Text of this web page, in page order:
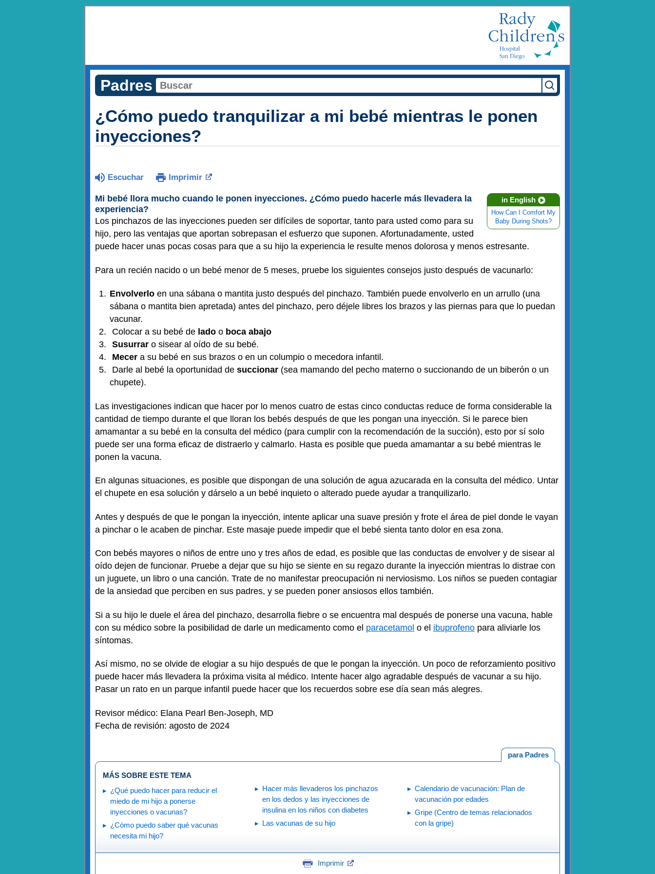
Padres
¿Cómo puedo tranquilizar a mi bebé mientras le ponen
inyecciones?
Escuchar Imprimir
in English
How Can I Comfort My
Baby During Shots?
Mi bebé llora mucho cuando le ponen inyecciones. ¿Cómo puedo hacerle más llevadera la
experiencia?
Los pinchazos de las inyecciones pueden ser difíciles de soportar, tanto para usted como para su
hijo, pero las ventajas que aportan sobrepasan el esfuerzo que suponen. Afortunadamente, usted
puede hacer unas pocas cosas para que a su hijo la experiencia le resulte menos dolorosa y menos estresante.
Para un recién nacido o un bebé menor de 5 meses, pruebe los siguientes consejos justo después de vacunarlo:
Envolverlo en una sábana o mantita justo después del pinchazo. También puede envolverlo en un arrullo (una
sábana o mantita bien apretada) antes del pinchazo, pero déjele libres los brazos y las piernas para que lo puedan
vacunar.
Colocar a su bebé de lado o boca abajo
Susurrar o sisear al oído de su bebé.
Mecer a su bebé en sus brazos o en un columpio o mecedora infantil.
Darle al bebé la oportunidad de succionar (sea mamando del pecho materno o succionando de un biberón o un
chupete).
Las investigaciones indican que hacer por lo menos cuatro de estas cinco conductas reduce de forma considerable la
cantidad de tiempo durante el que lloran los bebés después de que les pongan una inyección. Si le parece bien
amamantar a su bebé en la consulta del médico (para cumplir con la recomendación de la succión), esto por sí solo
puede ser una forma eficaz de distraerlo y calmarlo. Hasta es posible que pueda amamantar a su bebé mientras le
ponen la vacuna.
En algunas situaciones, es posible que dispongan de una solución de agua azucarada en la consulta del médico. Untar
el chupete en esa solución y dárselo a un bebé inquieto o alterado puede ayudar a tranquilizarlo.
Antes y después de que le pongan la inyección, intente aplicar una suave presión y frote el área de piel donde le vayan
a pinchar o le acaben de pinchar. Este masaje puede impedir que el bebé sienta tanto dolor en esa zona.
Con bebés mayores o niños de entre uno y tres años de edad, es posible que las conductas de envolver y de sisear al
oído dejen de funcionar. Pruebe a dejar que su hijo se siente en su regazo durante la inyección mientras lo distrae con
un juguete, un libro o una canción. Trate de no manifestar preocupación ni nerviosismo. Los niños se pueden contagiar
de la ansiedad que perciben en sus padres, y se pueden poner ansiosos ellos también.
Si a su hijo le duele el área del pinchazo, desarrolla fiebre o se encuentra mal después de ponerse una vacuna, hable
con su médico sobre la posibilidad de darle un medicamento como el paracetamol o el ibuprofeno para aliviarle los
síntomas.
Así mismo, no se olvide de elogiar a su hijo después de que le pongan la inyección. Un poco de reforzamiento positivo
puede hacer más llevadera la próxima visita al médico. Intente hacer algo agradable después de vacunar a su hijo.
Pasar un rato en un parque infantil puede hacer que los recuerdos sobre ese día sean más alegres.
Revisor médico: Elana Pearl Ben-Joseph, MD
Fecha de revisión: agosto de 2024
para Padres
MÁS SOBRE ESTE TEMA
¿Qué puedo hacer para reducir el
miedo de mi hijo a ponerse
inyecciones o vacunas?
¿Cómo puedo saber qué vacunas
necesita mi hijo?
Hacer más llevaderos los pinchazos
en los dedos y las inyecciones de
insulina en los niños con diabetes
Las vacunas de su hijo
Calendario de vacunación: Plan de
vacunación por edades
Gripe (Centro de temas relacionados
con la gripe)
Imprimir